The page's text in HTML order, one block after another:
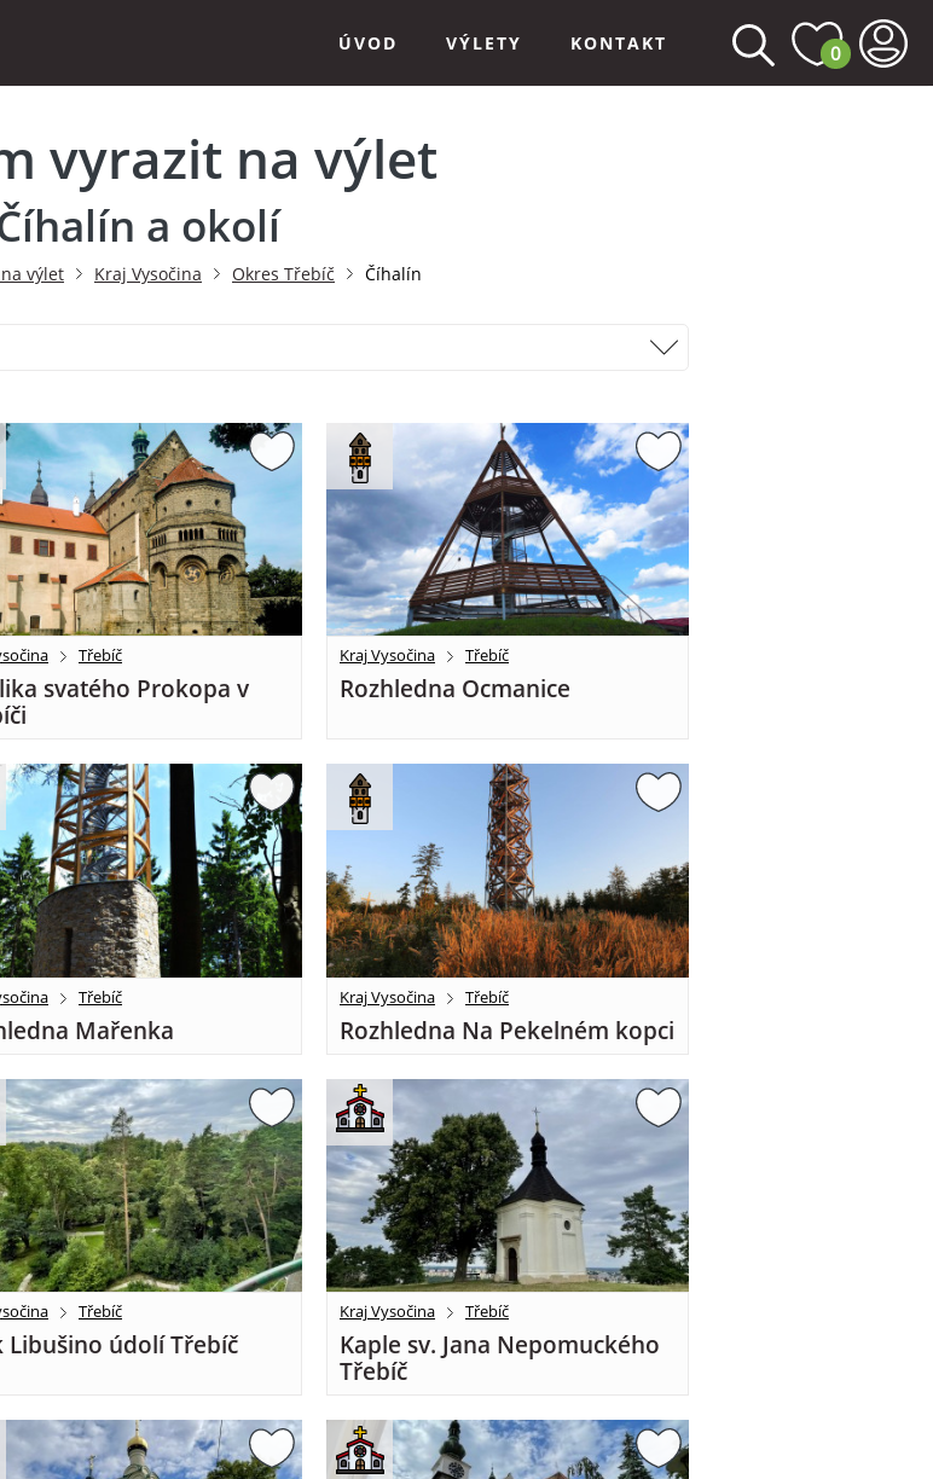
ÚVOD VÝLETY KONTAKT 0
vyrazit na výlet
a okolí
výlet Kraj Vysočina Okres Třebíč Číhalín
Třebíč
svatého Prokopa v
Kraj Vysočina Třebíč
Rozhledna Ocmanice
Třebíč
Mařenka
Kraj Vysočina Třebíč
Rozhledna Na Pekelném kopci
Třebíč
Libušino údolí Třebíč
Kraj Vysočina Třebíč
Kaple sv. Jana Nepomuckého
Třebíč